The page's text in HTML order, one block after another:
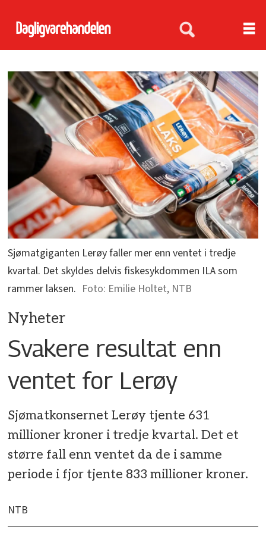
Sjømatgiganten Lerøy faller mer enn ventet i tredje
kvartal. Det skyldes delvis fiskesykdommen ILA som
rammer laksen.
Emilie Holtet, NTB
Nyheter
Svakere resultat enn
ventet for Lerøy
Sjømatkonsernet Lerøy tjente 631
millioner kroner i tredje kvartal. Det et
større fall enn ventet da de i samme
periode i fjor tjente 833 millioner kroner.
NTB